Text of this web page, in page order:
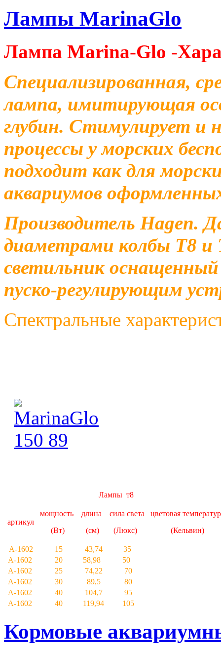
Лампы MarinaGlo
Лампа Marina-Glo -
Специализированная,
лампа, имитирующая
глубин. Стимулирует и
процессы у морских
подходит как для
аквариумов
Производитель Hagen.
диаметрами колбы Т8 и
светильник
пуско-регулирующим
Спектральные
Лампы т8
артикул
мощность
(Вт)
длина
(см)
сила света
(Люкс)
цветовая
(Кельвин)
А-1602 15 43,74
35
А-1602
20 58,98
50
А-1602
25 74,22
70
А-1602
30 89,5
80
А-1602
40 104,7
95
А-1602
40 119,94 105
Кормовые